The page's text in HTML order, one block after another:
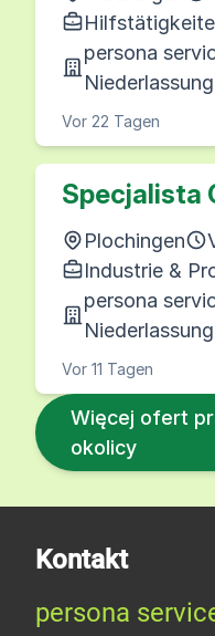
persona
Vor 22 Tagen
Specjalista
Plochingen
Industrie &
persona
Vor 11 Tagen
Więcej ofert
okolicy
Kontakt
persona